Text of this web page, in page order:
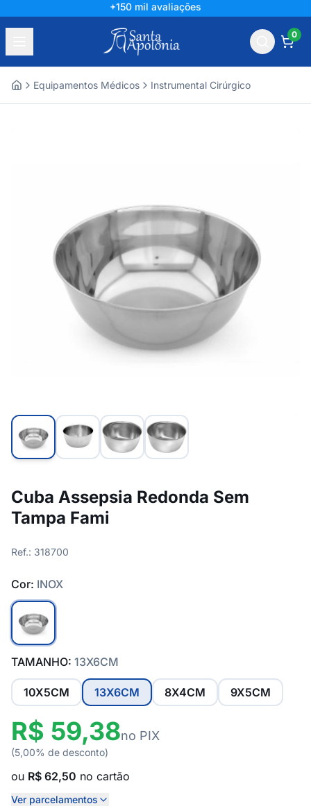
+150 mil avaliações
0
Equipamentos Médicos Instrumental Cirúrgico
Cuba Assepsia Redonda Sem
Tampa Fami
Ref.: 318700
Cor: INOX
TAMANHO: 13X6CM
10X5CM 13X6CM 8X4CM 9X5CM
R$ 59,38no PIX
(5,00% de desconto)
ou R$ 62,50 no cartão
Ver parcelamentos